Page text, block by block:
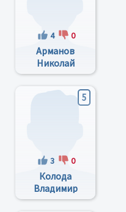
4 0
Арманов
Николай
Григорьевич
5
3 0
Колода
Владимир
Васильевич